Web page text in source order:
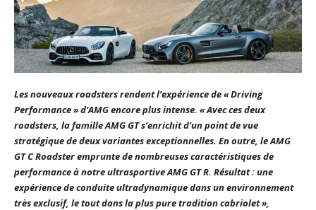
Les nouveaux roadsters rendent l’expérience de « Driving
Performance » d’AMG encore plus intense. « Avec ces deux
roadsters, la famille AMG GT s’enrichit d’un point de vue
stratégique de deux variantes exceptionnelles. En outre, le AMG
GT C Roadster emprunte de nombreuses caractéristiques de
performance à notre ultrasportive AMG GT R. Résultat : une
expérience de conduite ultradynamique dans un environnement
très exclusif, le tout dans la plus pure tradition cabriolet »,